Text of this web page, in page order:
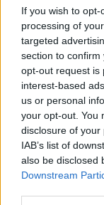
If you wish to
processing of
targeted
section to
opt-out request is
interest-based
us or personal
your opt-out. You
disclosure of
IAB’s list of
also be disclosed
Downstream
rögtön tudjuk
eredeti poén
említettem
Tank (Dane
játszva randira
Biggs) pedig
Alexisbe (Kate
szeretné őt, és
leragad egy "jó
Tanket aki a
hogy szedje fel